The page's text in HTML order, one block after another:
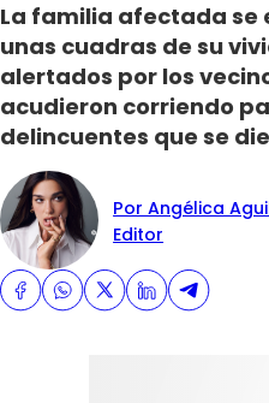
La familia afectada se
unas cuadras de su
alertados por los
acudieron corriendo
delincuentes que se
Por Angélica
Editor